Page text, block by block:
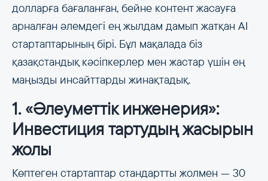
долларға бағаланған, бейне контент жасауға
арналған әлемдегі ең жылдам дамып жатқан AI
стартаптарының бірі. Бұл мақалада біз
қазақстандық кәсіпкерлер мен жастар үшін ең
маңызды инсайттарды жинақтадық.
1. «Әлеуметтік инженерия»:
Инвестиция тартудың жасырын
жолы
Көптеген стартаптар стандартты жолмен — 30